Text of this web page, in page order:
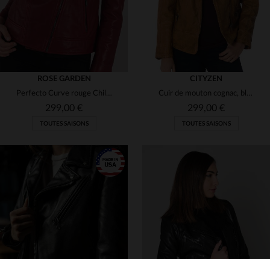
ROSE GARDEN
Perfecto Curve rouge Chili en cuir de mouton, style biker et féminin.
299,00 €
TOUTES SAISONS
CITYZEN
Cuir de mouton cognac, blouson biker allongé pour grandes tailles.
299,00 €
TOUTES SAISONS